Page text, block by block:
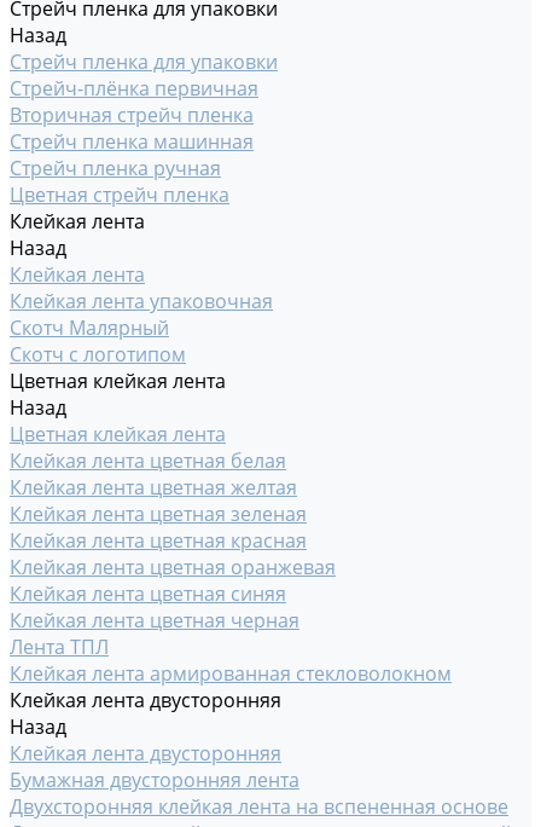
Стрейч пленка для упаковки
Назад
Стрейч пленка для упаковки
Стрейч-плёнка первичная
Вторичная стрейч пленка
Стрейч пленка машинная
Стрейч пленка ручная
Цветная стрейч пленка
Клейкая лента
Назад
Клейкая лента
Клейкая лента упаковочная
Скотч Малярный
Скотч с логотипом
Цветная клейкая лента
Назад
Цветная клейкая лента
Клейкая лента цветная белая
Клейкая лента цветная желтая
Клейкая лента цветная зеленая
Клейкая лента цветная красная
Клейкая лента цветная оранжевая
Клейкая лента цветная синяя
Клейкая лента цветная черная
Лента ТПЛ
Клейкая лента армированная стекловолокном
Клейкая лента двусторонняя
Назад
Клейкая лента двусторонняя
Бумажная двусторонняя лента
Двухсторонняя клейкая лента на вспененная основе